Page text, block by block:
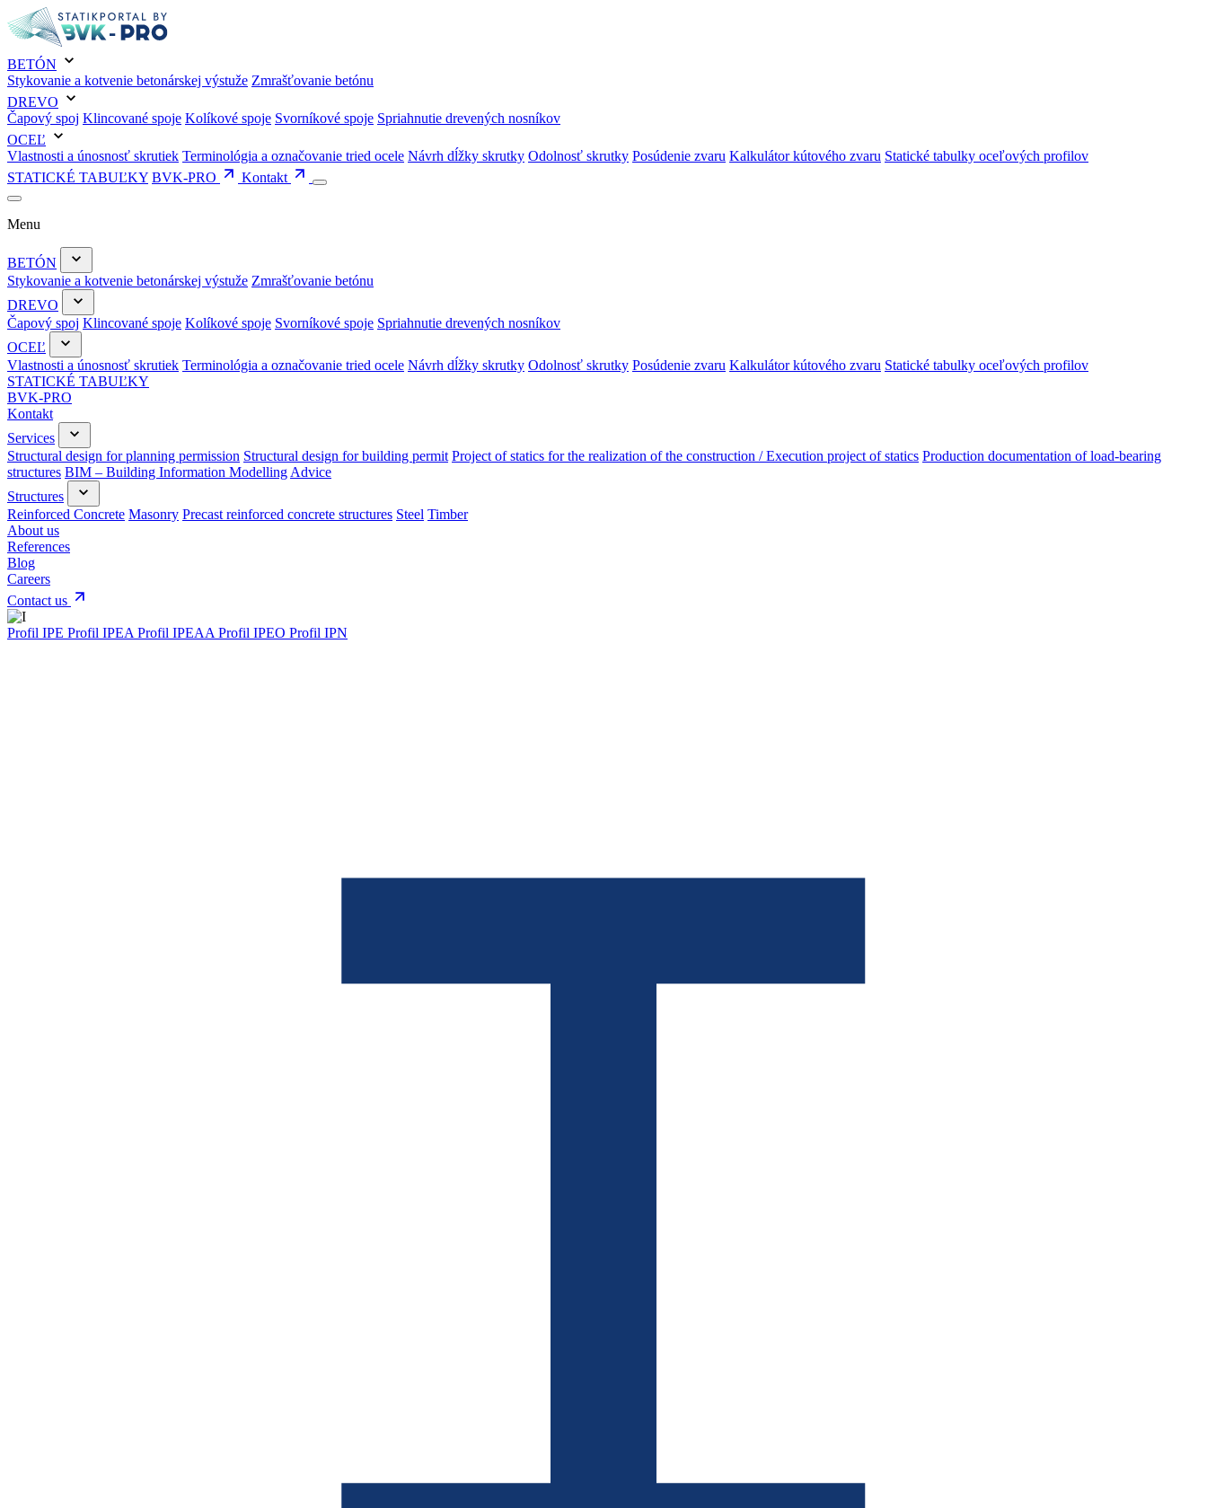
BETÓN
Stykovanie a kotvenie betonárskej výstuže Zmrašťovanie betónu
DREVO
Čapový spoj Klincované spoje Kolíkové spoje Svorníkové spoje Spriahnutie drevených nosníkov
OCEĽ
Vlastnosti a únosnosť skrutiek Terminológia a označovanie tried ocele Návrh dĺžky skrutky Odolnosť skrutky Posúdenie zvaru Kalkulátor kútového zvaru Statické tabulky oceľových profilov
STATICKÉ TABUĽKY BVK-PRO Kontakt
Menu
BETÓN
Stykovanie a kotvenie betonárskej výstuže Zmrašťovanie betónu
DREVO
Čapový spoj Klincované spoje Kolíkové spoje Svorníkové spoje Spriahnutie drevených nosníkov
OCEĽ
Vlastnosti a únosnosť skrutiek Terminológia a označovanie tried ocele Návrh dĺžky skrutky Odolnosť skrutky Posúdenie zvaru Kalkulátor kútového zvaru Statické tabulky oceľových profilov
STATICKÉ TABUĽKY
BVK-PRO
Kontakt
Services
Structural design for planning permission Structural design for building permit Project of statics for the realization of the construction / Execution project of statics Production documentation of load-bearing
structures BIM – Building Information Modelling Advice
Structures
Reinforced Concrete Masonry Precast reinforced concrete structures Steel Timber
About us
References
Blog
Careers
Contact us
Profil IPE Profil IPEA Profil IPEAA Profil IPEO Profil IPN